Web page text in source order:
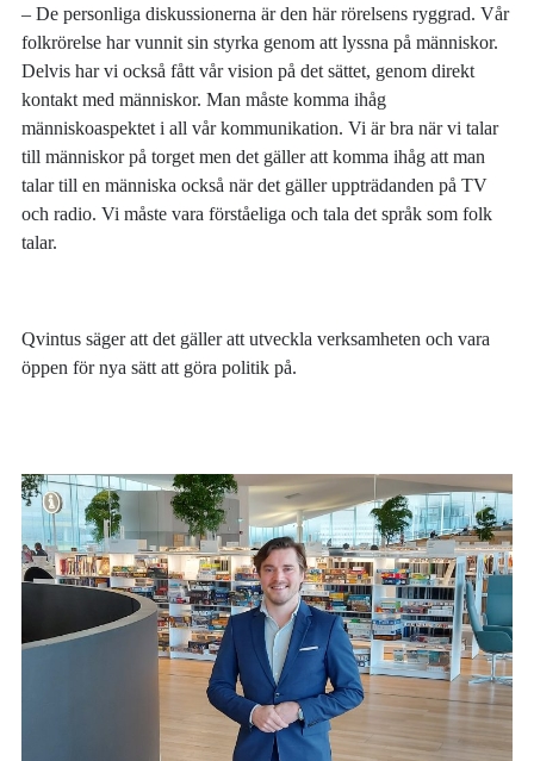
– De personliga diskussionerna är den här rörelsens ryggrad. Vår
folkrörelse har vunnit sin styrka genom att lyssna på människor.
Delvis har vi också fått vår vision på det sättet, genom direkt
kontakt med människor. Man måste komma ihåg
människoaspektet i all vår kommunikation. Vi är bra när vi talar
till människor på torget men det gäller att komma ihåg att man
talar till en människa också när det gäller uppträdanden på TV
och radio. Vi måste vara förståeliga och tala det språk som folk
talar.
Qvintus säger att det gäller att utveckla verksamheten och vara
öppen för nya sätt att göra politik på.